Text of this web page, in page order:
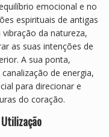
emocional e no
espirituais de antigas
da natureza,
as suas intenções de
A sua ponta,
de energia,
para direcionar e
do coração.